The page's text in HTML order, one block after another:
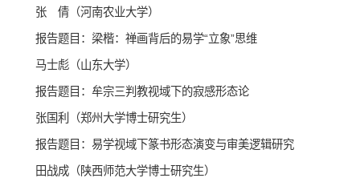
张 倩（河南农业大学）
报告题目：梁楷：禅画背后的易学“立象”思维
马士彪（山东大学）
报告题目：牟宗三判教视域下的寂感形态论
张国利（郑州大学博士研究生）
报告题目：易学视域下篆书形态演变与审美逻辑研究
田战成（陕西师范大学博士研究生）